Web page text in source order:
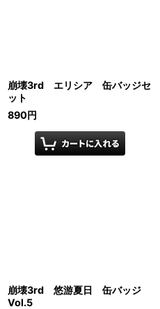
崩壊3rd エリシア 缶バッジセ
ット
890円
崩壊3rd 悠游夏日 缶バッジ
Vol.5